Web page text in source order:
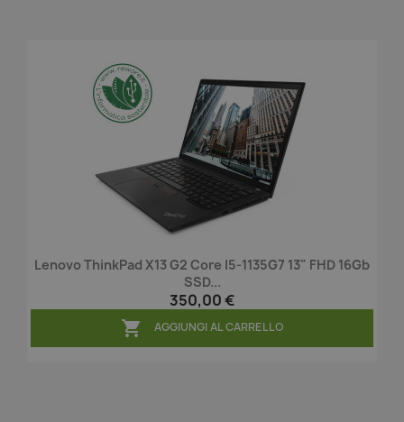
Lenovo ThinkPad X13 G2 Core I5-1135G7 13" FHD 16Gb
SSD...
350,00 €
 AGGIUNGI AL CARRELLO